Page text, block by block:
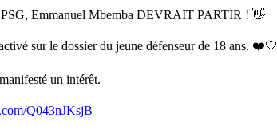
Emmanuel Mbemba DEVRAIT PARTIR ! 👋
sur le dossier du jeune défenseur de 18 ans. ❤️🤍
un intérêt.
Q043nJKsjB